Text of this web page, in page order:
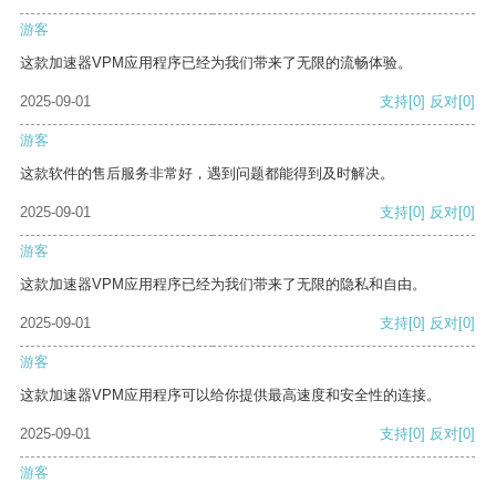
游客
这款加速器VPM应用程序已经为我们带来了无限的流畅体验。
2025-09-01 支持[0] 反对[0]
游客
这款软件的售后服务非常好，遇到问题都能得到及时解决。
2025-09-01 支持[0] 反对[0]
游客
这款加速器VPM应用程序已经为我们带来了无限的隐私和自由。
2025-09-01 支持[0] 反对[0]
游客
这款加速器VPM应用程序可以给你提供最高速度和安全性的连接。
2025-09-01 支持[0] 反对[0]
游客